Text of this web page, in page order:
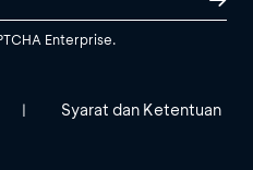
Enterprise.
| Syarat dan Ketentuan